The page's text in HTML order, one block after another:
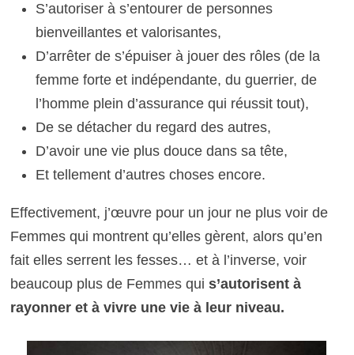
S’autoriser à s’entourer de personnes
bienveillantes et valorisantes,
D’arrêter de s’épuiser à jouer des rôles (de la
femme forte et indépendante, du guerrier, de
l’homme plein d’assurance qui réussit tout),
De se détacher du regard des autres,
D’avoir une vie plus douce dans sa tête,
Et tellement d’autres choses encore.
Effectivement, j’œuvre pour un jour ne plus voir de
Femmes qui montrent qu’elles gèrent, alors qu’en
fait elles serrent les fesses… et à l’inverse, voir
beaucoup plus de Femmes qui s’autorisent à
rayonner et à vivre une vie à leur niveau.